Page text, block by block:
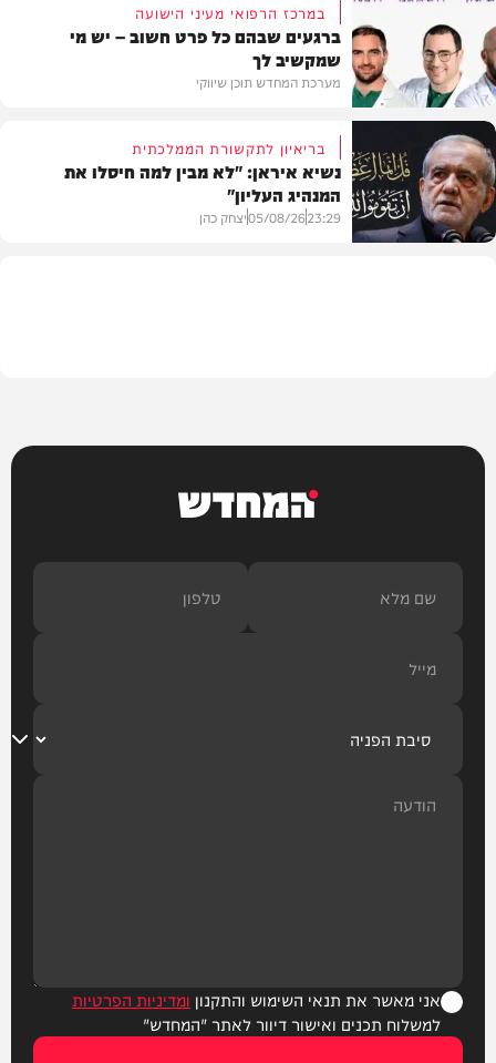
חדשות
תוכן שיווקי
במרכז הרפואי מעיני הישועה
ברגעים שבהם כל פרט חשוב – יש מי
שמקשיב לך
מערכת המחדש תוכן שיווקי
בריאיון לתקשורת הממלכתית
נשיא איראן: "לא מבין למה חיסלו את
המנהיג העליון"
23:29
05/08/26יצחק כהן
המחדש
אני מאשר את תנאי השימוש והתקנון ומדיניות הפרטיות
למשלוח תכנים ואישור דיוור לאתר "המחדש"